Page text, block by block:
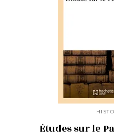
Études sur le